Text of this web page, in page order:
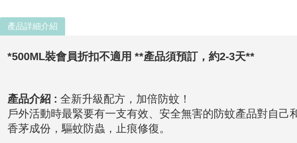
產品詳細介紹
*500ML裝會員折扣不適用 **產品須預訂，約2-3天**
產品介紹 : 全新升級配方，加倍防蚊！
戶外活動時最緊要有一支有效、安全無害的防蚊產品對自
香茅成份，驅蚊防蟲，止痕修復。